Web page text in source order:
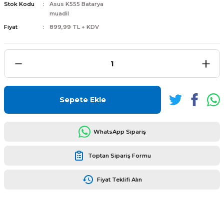
Stok Kodu
Asus K555 Batarya
muadil
Fiyat
899,99 TL + KDV
Sepete Ekle
WhatsApp Sipariş
Toptan Sipariş Formu
Fiyat Teklifi Alın